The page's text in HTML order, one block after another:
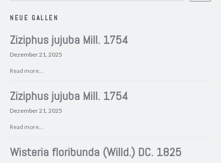
NEUE GALLEN
Ziziphus jujuba Mill. 1754
Dezember 21, 2025
Read more...
Ziziphus jujuba Mill. 1754
Dezember 21, 2025
Read more...
Wisteria floribunda (Willd.) DC. 1825